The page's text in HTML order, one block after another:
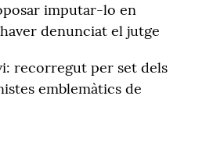
imputar-lo en
denunciat el jutge
recorregut per set dels
emblemàtics de